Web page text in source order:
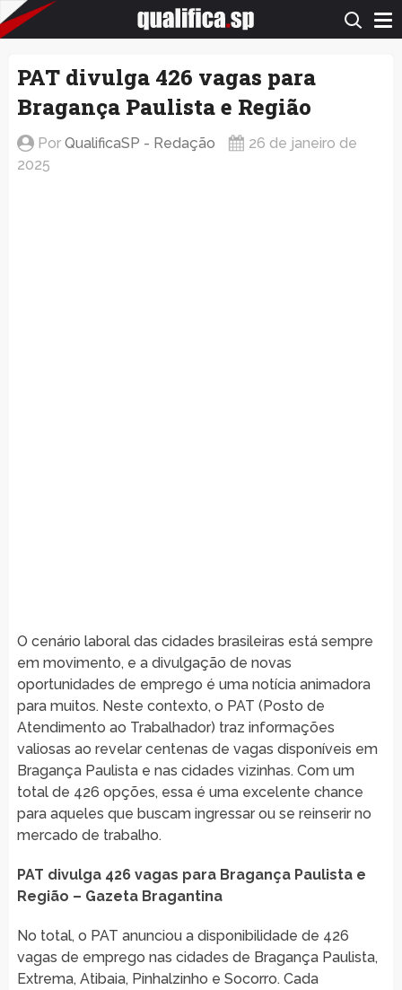
QualificaSP.com
PAT divulga 426 vagas para
Bragança Paulista e Região
Por QualificaSP - Redação
26 de janeiro de
2025
O cenário laboral das cidades brasileiras está sempre
em movimento, e a divulgação de novas
oportunidades de emprego é uma notícia animadora
para muitos. Neste contexto, o PAT (Posto de
Atendimento ao Trabalhador) traz informações
valiosas ao revelar centenas de vagas disponíveis em
Bragança Paulista e nas cidades vizinhas. Com um
total de 426 opções, essa é uma excelente chance
para aqueles que buscam ingressar ou se reinserir no
mercado de trabalho.
PAT divulga 426 vagas para Bragança Paulista e
Região – Gazeta Bragantina
No total, o PAT anunciou a disponibilidade de 426
vagas de emprego nas cidades de Bragança Paulista,
Extrema, Atibaia, Pinhalzinho e Socorro. Cada